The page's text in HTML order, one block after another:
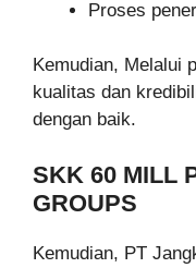
Proses
Kemudian, Melalui
kualitas dan
dengan baik.
SKK 60 MILL
GROUPS
Kemudian, PT